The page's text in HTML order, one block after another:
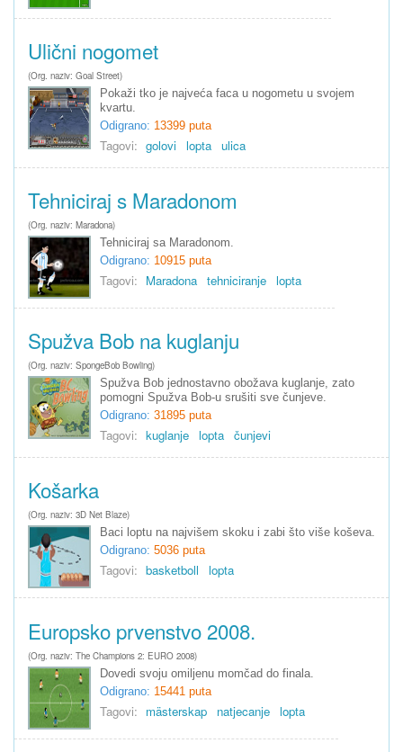
Ulični nogomet
(Org. naziv: Goal Street)
Pokaži tko je najveća faca u nogometu u svojem
kvartu.
Odigrano: 13399 puta
Tagovi: golovi lopta ulica
Tehniciraj s Maradonom
(Org. naziv: Maradona)
Tehniciraj sa Maradonom.
Odigrano: 10915 puta
Tagovi: Maradona tehniciranje lopta
Spužva Bob na kuglanju
(Org. naziv: SpongeBob Bowling)
Spužva Bob jednostavno obožava kuglanje, zato
pomogni Spužva Bob-u srušiti sve čunjeve.
Odigrano: 31895 puta
Tagovi: kuglanje lopta čunjevi
Košarka
(Org. naziv: 3D Net Blaze)
Baci loptu na najvišem skoku i zabi što više koševa.
Odigrano: 5036 puta
Tagovi: basketboll lopta
Europsko prvenstvo 2008.
(Org. naziv: The Champions 2: EURO 2008)
Dovedi svoju omiljenu momčad do finala.
Odigrano: 15441 puta
Tagovi: mästerskap natjecanje lopta